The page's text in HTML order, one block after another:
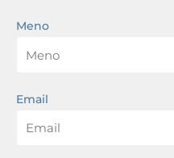
Meno
Email